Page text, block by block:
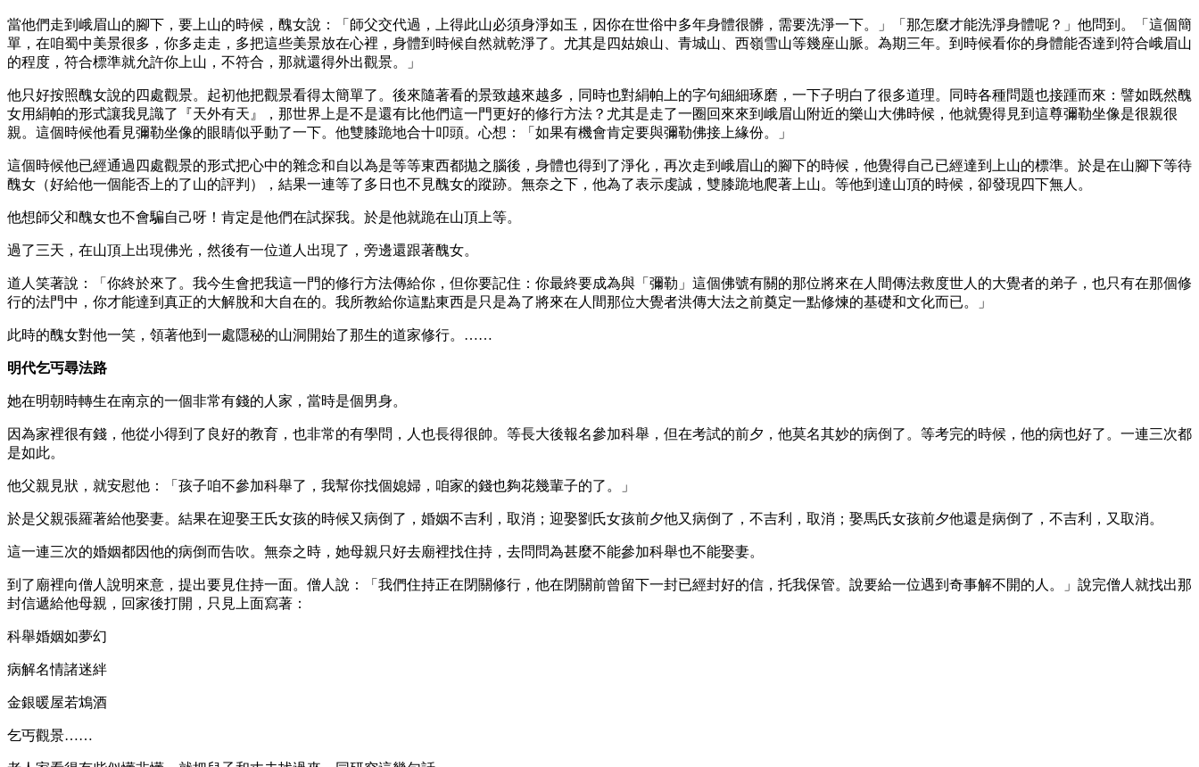
當他們走到峨眉山的腳下，要上山的時候，醜女說：「師父交代過，上得此山必須身淨如玉，因你在世俗中多年身體很髒，需要洗淨一下。」「那怎麼才能洗淨身體呢？」他問到。「這個簡
單，在咱蜀中美景很多，你多走走，多把這些美景放在心裡，身體到時候自然就乾淨了。尤其是四姑娘山、青城山、西嶺雪山等幾座山脈。為期三年。到時候看你的身體能否達到符合峨眉山
的程度，符合標準就允許你上山，不符合，那就還得外出觀景。」
他只好按照醜女說的四處觀景。起初他把觀景看得太簡單了。後來隨著看的景致越來越多，同時也對絹帕上的字句細細琢磨，一下子明白了很多道理。同時各種問題也接踵而來：譬如既然醜
女用絹帕的形式讓我見識了『天外有天』，那世界上是不是還有比他們這一門更好的修行方法？尤其是走了一圈回來來到峨眉山附近的樂山大佛時候，他就覺得見到這尊彌勒坐像是很親很
親。這個時候他看見彌勒坐像的眼睛似乎動了一下。他雙膝跪地合十叩頭。心想：「如果有機會肯定要與彌勒佛接上緣份。」
這個時候他已經通過四處觀景的形式把心中的雜念和自以為是等等東西都拋之腦後，身體也得到了淨化，再次走到峨眉山的腳下的時候，他覺得自己已經達到上山的標準。於是在山腳下等待
醜女（好給他一個能否上的了山的評判），結果一連等了多日也不見醜女的蹤跡。無奈之下，他為了表示虔誠，雙膝跪地爬著上山。等他到達山頂的時候，卻發現四下無人。
他想師父和醜女也不會騙自己呀！肯定是他們在試探我。於是他就跪在山頂上等。
過了三天，在山頂上出現佛光，然後有一位道人出現了，旁邊還跟著醜女。
道人笑著說：「你終於來了。我今生會把我這一門的修行方法傳給你，但你要記住：你最終要成為與「彌勒」這個佛號有關的那位將來在人間傳法救度世人的大覺者的弟子，也只有在那個修
行的法門中，你才能達到真正的大解脫和大自在的。我所教給你這點東西是只是為了將來在人間那位大覺者洪傳大法之前奠定一點修煉的基礎和文化而已。」
此時的醜女對他一笑，領著他到一處隱秘的山洞開始了那生的道家修行。……
明代乞丐尋法路
她在明朝時轉生在南京的一個非常有錢的人家，當時是個男身。
因為家裡很有錢，他從小得到了良好的教育，也非常的有學問，人也長得很帥。等長大後報名參加科舉，但在考試的前夕，他莫名其妙的病倒了。等考完的時候，他的病也好了。一連三次都
是如此。
他父親見狀，就安慰他：「孩子咱不參加科舉了，我幫你找個媳婦，咱家的錢也夠花幾輩子的了。」
於是父親張羅著給他娶妻。結果在迎娶王氏女孩的時候又病倒了，婚姻不吉利，取消；迎娶劉氏女孩前夕他又病倒了，不吉利，取消；娶馬氏女孩前夕他還是病倒了，不吉利，又取消。
這一連三次的婚姻都因他的病倒而告吹。無奈之時，她母親只好去廟裡找住持，去問問為甚麼不能參加科舉也不能娶妻。
到了廟裡向僧人說明來意，提出要見住持一面。僧人說：「我們住持正在閉關修行，他在閉關前曾留下一封已經封好的信，托我保管。說要給一位遇到奇事解不開的人。」說完僧人就找出那
封信遞給他母親，回家後打開，只見上面寫著：
科舉婚姻如夢幻
病解名情諸迷絆
金銀暖屋若鴆酒
乞丐觀景……